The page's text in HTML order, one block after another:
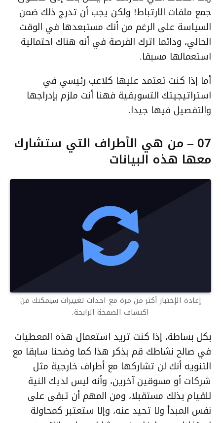
جمع ملفات الارتباط! ولكن يجب أن تدرج ذلك ضمن
السياسة على الرغم من أنك مستبعدها في الوقت
الحالي، ودائما اترك الفرصة في أنه هناك احتمالية
استعمالها مسبقا.
أما إذا كنت تعتمد عليها كلاعب رئيسي في
استراتيجيتك التسويقية فهنا أنت ملزم بإدراجها
والتفصيل فيها جيدا.
07 – من هي الأطراف التي ستشارك
معها هذه البيانات
إعادة الإختبار أكثر من مرة مع احداث تغييرات سيمكنك من
اكتشاف الصفحة الرابحة.
بكل بساطة، إذا كنت تريد استعمال هذه المعطيات
في صالح نشاطك قم بذكر هذا كما وضحنا سابقا مع
التنويه أنك لن تشاركها مع أطراف خارجية مثل
شركات أو مسوقين آخرين، وأنه ليس لديك النية
للقيام بذلك مستقبلا، ومن المهم أن تبقى على
نفس المبدأ ولا تحيد عنه، وإلا ستعتبر كمحاولة